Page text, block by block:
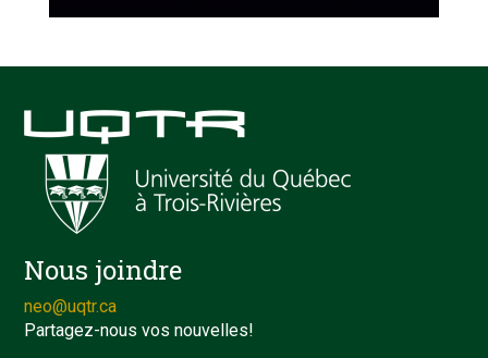
Nous joindre
neo@uqtr.ca
Partagez-nous vos nouvelles!